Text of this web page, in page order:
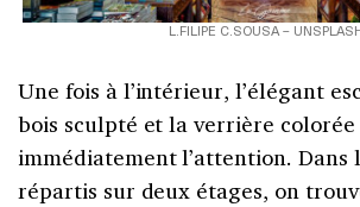
L.FILIPE C.SOUSA –
Une fois à l’intérieur, l’élégant
bois sculpté et la verrière
immédiatement l’attention. Dans
répartis sur deux étages, on